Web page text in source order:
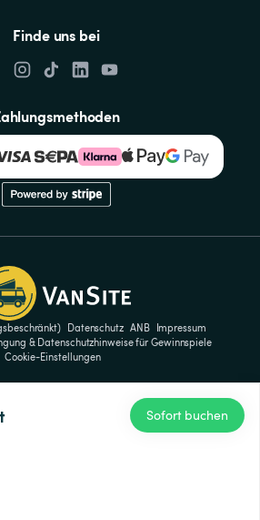
Sofort buchen
Finde uns bei
Datenschutz ANB
Impressum
& Datenschutzhinweise für Gewinnspiele
Cookie-Einstellungen